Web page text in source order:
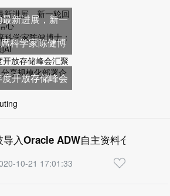
新进展，新一
值成长
科学家陈健博
赋能端侧
开放存储峰会
伙伴，
入Oracle ADW自主资料仓储云
10-21 17:01:33